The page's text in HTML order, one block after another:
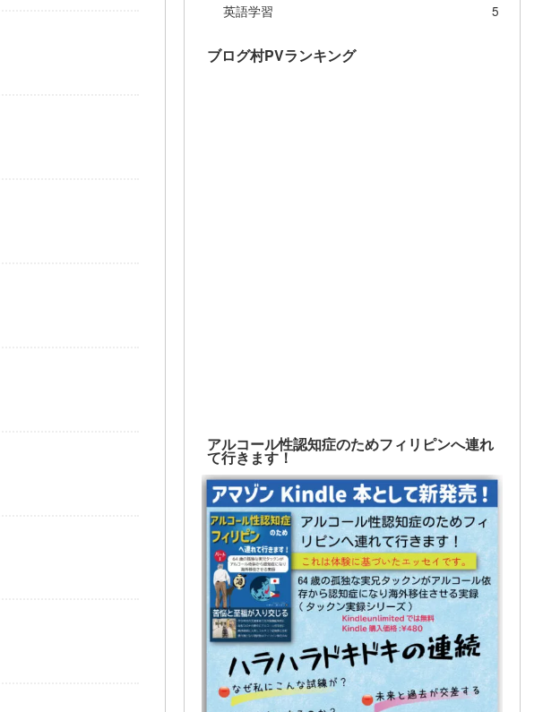
英語学習
5
ブログ村PVランキング
アルコール性認知症のためフィリピンへ連れ
て行きます！